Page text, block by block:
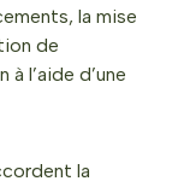
la mise
de
l’aide d’une
la